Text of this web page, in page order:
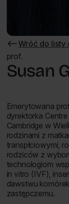
Wróć do listy
Wróć
do
listy
osób
prof.
Susan
Emerytowana
dyrektorka
Cambridge w
rodzinami z
transpłciowymi,
rodziców z
technologiom
in vitro (IVF),
dawstwu
zastępczemu.